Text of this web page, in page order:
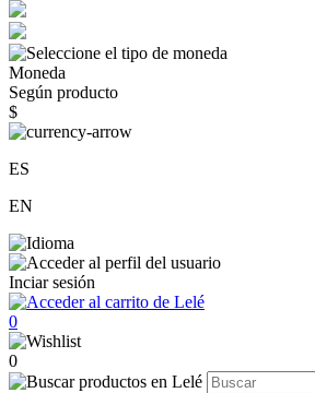
Moneda
Según producto
$
ES
EN
Inciar sesión
0
0